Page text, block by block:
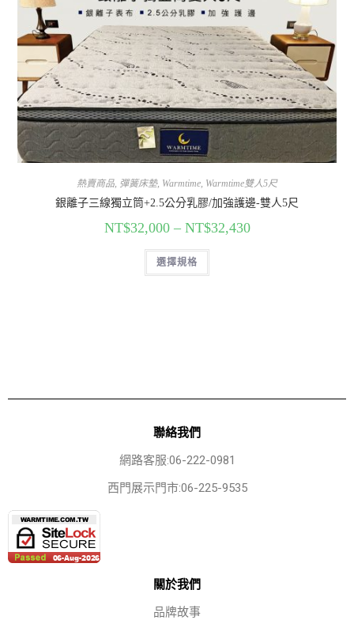
熱賣商品 彈簧床墊, Warmtime Warmtime雙人5尺
銀離子三線獨立筒+2.5公分乳膠/加強護邊-雙人5尺
NT$32,000– NT$32,430
選擇規格
聯絡我們
網路客服:06-222-0981
西門展示門市:06-225-9535
關於我們
品牌故事